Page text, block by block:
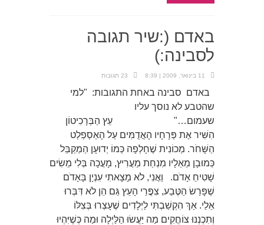
באדם (:שיר תגובה
לסבינה:)
11 בינואר, 2009 | 8:39 23 תגובות
באדם סבינה באחת התגובות: "למי
שהטבע לא נוסך עליו
שעמום…" עֵץ הַבְּרָכִיטוֹן
הִשִּׁיר אֶת פְּרָחָיו הָאֲדֻמִּים עַל הָאַסְפַלְט
הַשָּׁחֹר. מְכוֹנִית שֶׁחָלְפָה כְּמוֹ יְדוּעָן הַמְקַבֵּל
כְּמוּבָן מֵאֵלָיו מִנְחַת מַעֲרִיץ, מָעֲכָה בְּלִי מֵשִׂים
שָׁטִיחַ אָדֹם. וַאֲנִי, לֹא מָצָאתִי עִנְיָן בָּאָדֹם
שֶׁפָּרַשׂ הַטֶּבַע, צִפֳּרֵי הָעֵץ גַּם הֵן לֹא דִּבְּרוּ
אֵלַי. אַךְ הִקְשַׁבְתִּי לַיְלָדִים שֶׁעָצְרוּ בְּצִלּוֹ
וְתִכְנְנוּ צוֹחֲקִים מַה יַּעֲשׂוּ הַלַּיְלָה וּמַה כְּשֶׁיִּהְיוּ